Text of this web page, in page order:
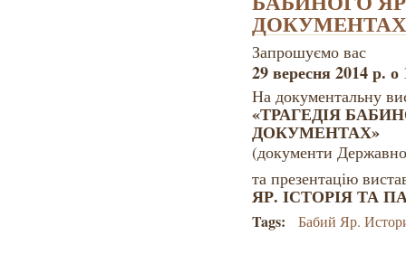
Запрошуємо вас
29 вересня 2014 р. о
На документальну
«ТРАГЕДІЯ
ДОКУМЕНТАХ»
(документи
та презентацію
ЯР. ІСТОРІЯ ТА
Tags: Бабий Яр.